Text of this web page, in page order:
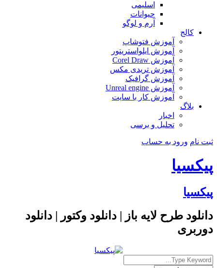
اسلیمی
حیوانات
آرم و لوگو
کالج
آموزش فتوشاپ
آموزش ایلواستریتور
آموزش Corel Draw
آموزش تریدی مکس
آموزش گرافیک
آموزش Unreal engine
آموزش کار با سایت
بلاگ
اخبار
تحلیل و برسی
ثبت نام ورود به حساب
پیکسیا
پیکسیا
دانلود طرح لایه باز | دانلود وکتور | دانلود
دوربری